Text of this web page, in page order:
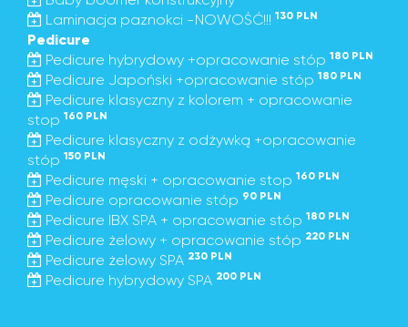
Laminacja paznokci -NOWOŚĆ!!! 130 PLN
Pedicure
Pedicure hybrydowy +opracowanie stóp 180 PLN
Pedicure Japoński +opracowanie stóp 180 PLN
Pedicure klasyczny z kolorem + opracowanie
stop 160 PLN
Pedicure klasyczny z odżywką +opracowanie
stóp 150 PLN
Pedicure męski + opracowanie stop 160 PLN
Pedicure opracowanie stóp 90 PLN
Pedicure IBX SPA + opracowanie stóp 180 PLN
Pedicure żelowy + opracowanie stóp 220 PLN
Pedicure żelowy SPA 230 PLN
Pedicure hybrydowy SPA 200 PLN